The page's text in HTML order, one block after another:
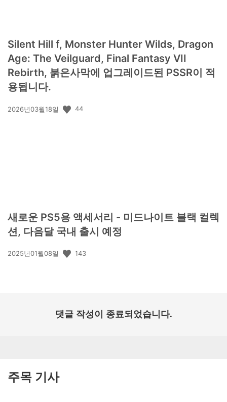
Silent Hill f, Monster Hunter Wilds, Dragon
Age: The Veilguard, Final Fantasy VII
Rebirth, 붉은사막에 업그레이드된 PSSR이 적
용됩니다.
공
2026년03월18일 44
새로운 PS5용 액세서리 - 미드나이트 블랙 컬렉
션, 다음달 국내 출시 예정
공
2025년01월08일 143
댓글 작성이 종료되었습니다.
주목 기사